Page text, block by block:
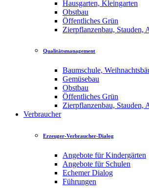
Hausgarten, Kleingarten
Obstbau
Öffentliches Grün
Zierpflanzenbau, Stauden,
Qualitätsmanagement
Baumschule,
Gemüsebau
Obstbau
Öffentliches Grün
Zierpflanzenbau, Stauden,
Verbraucher
Erzeuger-Verbraucher-Dialog
Angebote für Kindergärten
Angebote für Schulen
Echemer Dialog
Führungen